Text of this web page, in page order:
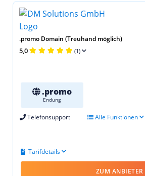
.promo Domain (Treuhand möglich)
5,0 (1)
.promo
Endung
Telefonsupport Alle Funktionen
Tarifdetails
ZUM ANBIETER